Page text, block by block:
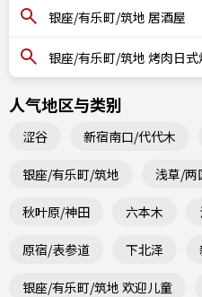
银座/有乐町/筑地 居酒屋
银座/有乐町/筑地 烤肉日式
人气地区与类别
涩谷 新宿南口/代代木
银座/有乐町/筑地 浅草/两
秋叶原/神田 六本木
原宿/表参道 下北泽
银座/有乐町/筑地 欢迎儿童